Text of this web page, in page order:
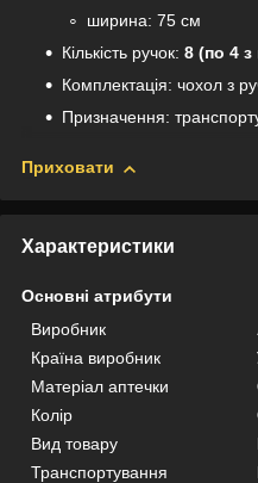
ширина: 75 см
Кількість ручок: 8 (по 4 з
Комплектація: чохол з
Призначення:
Приховати
Характеристики
Основні атрибути
Виробник
Країна виробник
Матеріал аптечки
Колір
Вид товару
Транспортування